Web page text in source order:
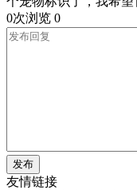
0次浏览 0
发布
友情链接